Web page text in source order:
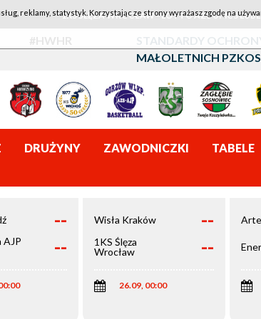
1KS ŚLĘZA WROCŁAW - LOTTO AZS UMCS
#HWHR
STANDARDY
MAŁOLETNICH
DRUŻYNY ZAWODNICZKI TABELE
--
AJP
--
Wisła Kraków --
1KS Ślęza
Wrocław
--
26.09, 00:00
reklamy, statystyk. Korzystając ze strony wyrażasz zgodę na